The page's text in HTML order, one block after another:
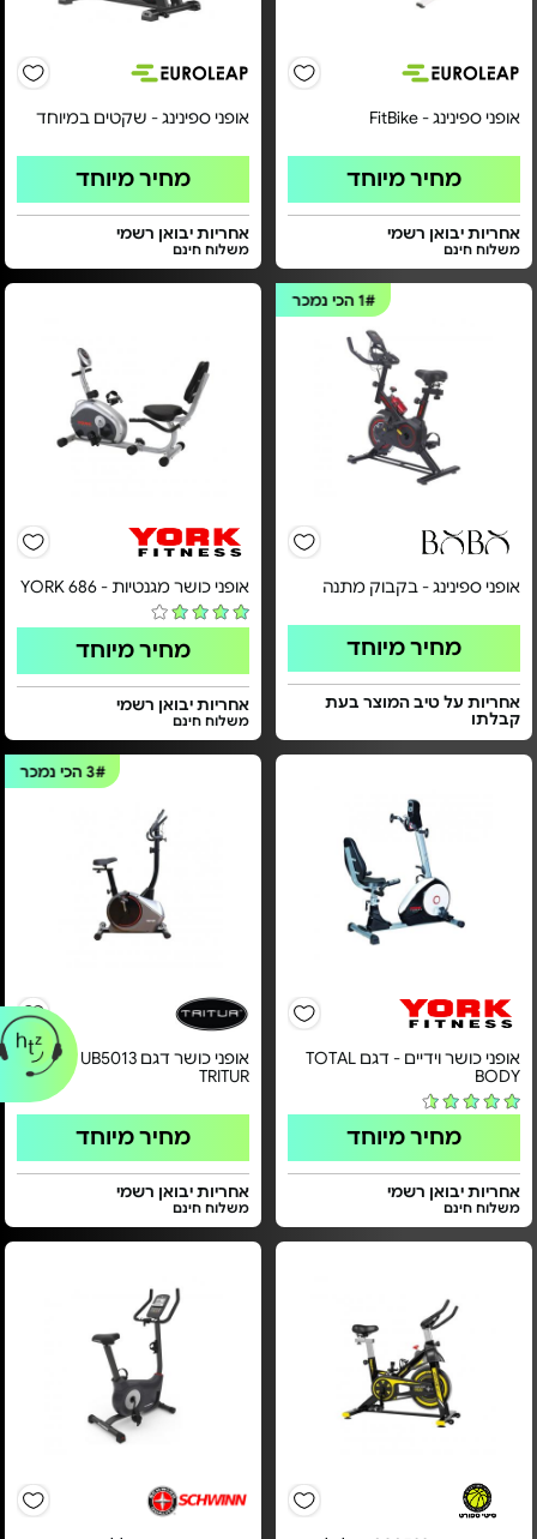
אופני ספינינג - FitBike
מחיר מיוחד
אחריות יבואן רשמי
משלוח חינם
אופני ספינינג - שקטים במיוחד
מחיר מיוחד
אחריות יבואן רשמי
משלוח חינם
1#הכי נמכר
אופני ספינינג - בקבוק מתנה
מחיר מיוחד
אחריות על טיב המוצר בעת
קבלתו
אופני כושר מגנטיות - YORK 686
מחיר מיוחד
אחריות יבואן רשמי
משלוח חינם
אופני כושר וידיים - דגם TOTAL
BODY
מחיר מיוחד
אחריות יבואן רשמי
משלוח חינם
3#הכי נמכר
אופני כושר דגם UB5013 - מבית
TRITUR
מחיר מיוחד
אחריות יבואן רשמי
משלוח חינם